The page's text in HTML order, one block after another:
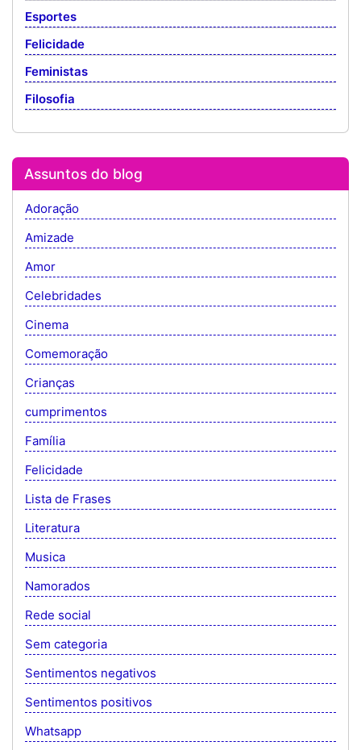
Esportes
Felicidade
Feministas
Filosofia
Assuntos do blog
Adoração
Amizade
Amor
Celebridades
Cinema
Comemoração
Crianças
cumprimentos
Família
Felicidade
Lista de Frases
Literatura
Musica
Namorados
Rede social
Sem categoria
Sentimentos negativos
Sentimentos positivos
Whatsapp